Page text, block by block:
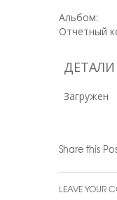
Альбом:
Отчетный
ДЕТАЛИ
Загружен
Share this
LEAVE YOUR